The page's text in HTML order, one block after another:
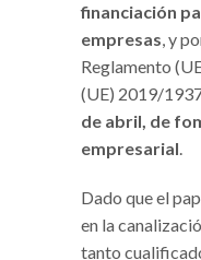
financiación
empresas, y
Reglamento
(UE) 2019/
de abril, de
empresarial.
Dado que el
en la
tanto